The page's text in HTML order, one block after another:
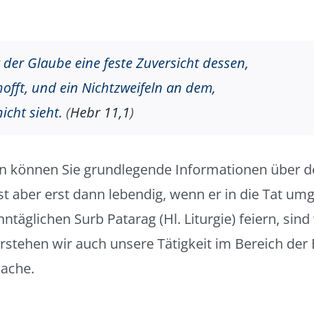
der Glaube eine feste Zuversicht dessen,
und ein Nichtzweifeln an dem,
sieht. (Hebr 11,1)
können Sie grundlegende Informationen über
aber erst dann lebendig, wenn er in die Tat
Surb Patarag (Hl. Liturgie) feiern,
wir auch unsere Tätigkeit im Bereich